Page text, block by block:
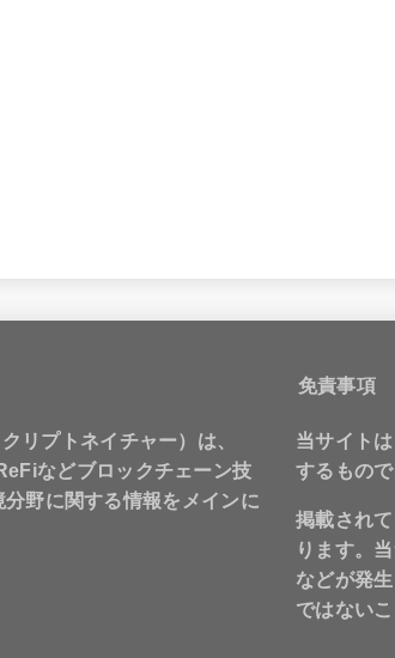
リプトネイチャー）は、
などブロックチェーン技
野に関する情報をメインに
免責事項
当サイト
するもので
掲載され
ります。
などが発
ではない